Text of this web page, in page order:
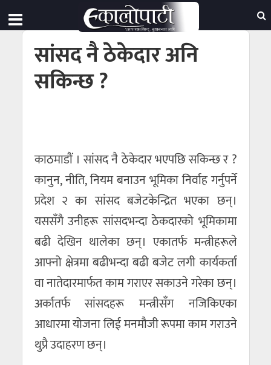
सांसद नै ठेकेदार अनि
सकिन्छ ?
काठमाडाैं । सांसद नै ठेकेदार भएपछि सकिन्छ र ?
कानुन, नीति, नियम बनाउन भूमिका निर्वाह गर्नुपर्ने
प्रदेश २ का सांसद बजेटकेन्द्रित भएका छन्।
यससँगै उनीहरू सांसदभन्दा ठेकदारको भूमिकामा
बढी देखिन थालेका छन्। एकातर्फ मन्त्रीहरूले
आफ्नो क्षेत्रमा बढीभन्दा बढी बजेट लगी कार्यकर्ता
वा नातेदारमार्फत काम गराएर सकाउने गरेका छन्।
अर्कातर्फ सांसदहरू मन्त्रीसँग नजिकिएका
आधारमा योजना लिई मनमौजी रूपमा काम गराउने
थुप्रै उदाहरण छन्।